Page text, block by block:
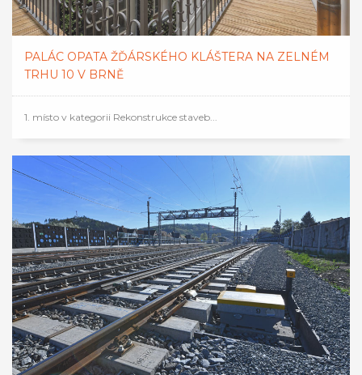
PALÁC OPATA ŽĎÁRSKÉHO KLÁŠTERA NA ZELNÉM
TRHU 10 V BRNĚ
1. místo v kategorii Rekonstrukce staveb...